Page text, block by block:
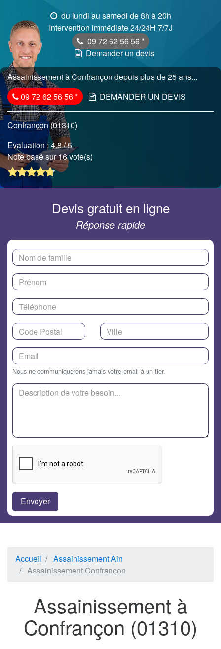
du lundi au samedi de 8h à 20h
Intervention immédiate 24/24H 7/7J
09 72 62 56 56 *
Demander un devis
Assainissement à Confrançon depuis plus de 25 ans...
09 72 62 56 56* DEMANDER UN DEVIS
Confrançon (01310)
Evaluation :4.8/ 5
Note basé sur 16 vote(s)
Devis gratuit en ligne
Réponse rapide
Nous ne communiquerons jamais votre email à un tier.
Accueil
Assainissement Ain
Assainissement Confrançon
Assainissement à
Confrançon (01310)